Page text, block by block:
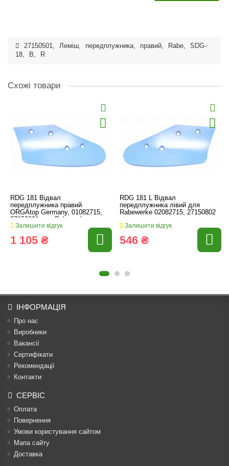
27150501, Леміш, передплужника, правий, Rabe,
SDG-
18, B, R
Схожі товари
RDG 181 Відвал
передплужника правий
ORGAtop Germany, 01082715,
27150801 для Rabewerke
Залишити відгук
1 105 ₴
RDG 181 L Відвал
передплужника лівий для
Rabewerke 02082715, 27150802
Залишити відгук
546 ₴
ІНФОРМАЦІЯ
Про нас
Виробники
Вакансії
Сертифікати
Рекомендації
Контакти
СЕРВІС
Оплата
Повернення
Умови користування сайтом
Мапа сайту
Доставка